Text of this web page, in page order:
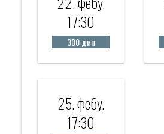
17:30
300 дин
25. фебy.
17:30